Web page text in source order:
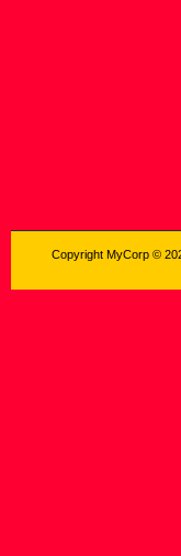
Copyright MyCorp ©